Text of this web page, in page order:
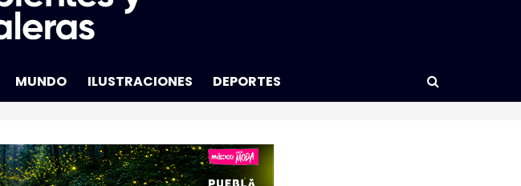
MUNDO ILUSTRACIONES DEPORTES